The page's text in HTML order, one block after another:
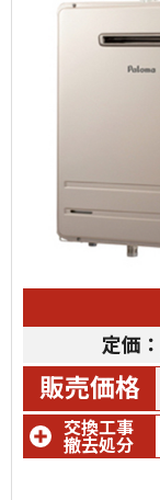
定価：
販売価格
交換工事
撤去処分